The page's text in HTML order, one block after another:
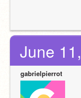
June
gabrielpierrot